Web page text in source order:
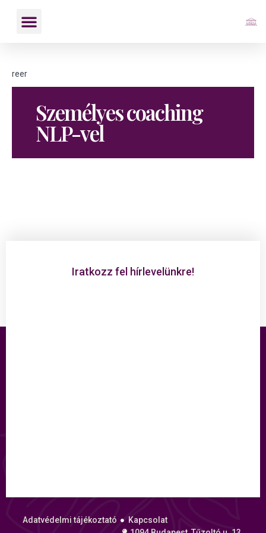
reer
Személyes coaching
NLP-vel
Iratkozz fel hírlevelünkre!
Adatvédelmi tájékoztató
Kapcsolat